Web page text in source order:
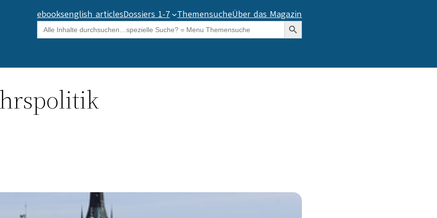
ebooksenglish articlesDossiers 1-7 ThemensucheÜber das Magazin
Search
for:
Search Button